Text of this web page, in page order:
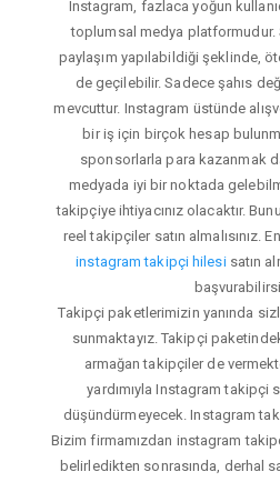
Instagram, fazlaca yoğun
toplumsal medya platformudur.
paylaşım yapılabildiği şeklinde,
de geçilebilir. Sadece şahıs
mevcuttur. Instagram üstünde
bir iş için birçok hesap
sponsorlarla para kazanmak
medyada iyi bir noktada
takipçiye ihtiyacınız olacaktır.
reel takipçiler satın almalısınız.
instagram takipçi hilesisatın
Takipçi paketlerimizin yanında
sunmaktayız. Takipçi
armağan takipçiler de
yardımıyla Instagram takipçi
düşündürmeyecek. Instagram
Bizim firmamızdan instagram
belirledikten sonrasında, derhal